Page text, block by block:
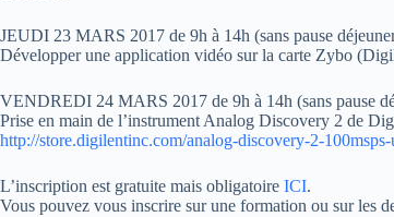
JEUDI 23 MARS 2017 de 9h à 14h (sans pause
Développer une application vidéo sur la carte Zybo
VENDREDI 24 MARS 2017 de 9h à 14h (sans pause
Prise en main de l’instrument Analog Discovery 2 de
http://store.digilentinc.com/analog-discovery-2-
L’inscription est gratuite mais obligatoire ICI.
Vous pouvez vous inscrire sur une formation ou sur les